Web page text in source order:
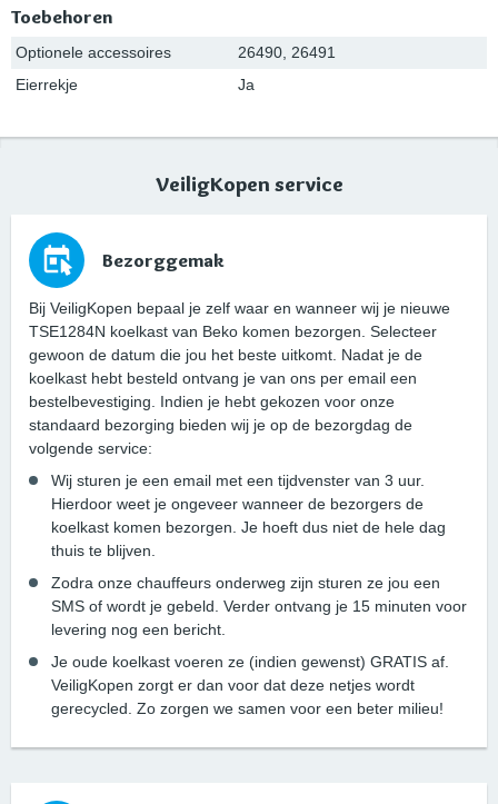
Toebehoren
Optionele accessoires
26490, 26491
Eierrekje
Ja
VeiligKopen service
Bezorggemak
Bij VeiligKopen bepaal je zelf waar en wanneer wij je nieuwe
TSE1284N koelkast van Beko komen bezorgen. Selecteer
gewoon de datum die jou het beste uitkomt. Nadat je de
koelkast hebt besteld ontvang je van ons per email een
bestelbevestiging. Indien je hebt gekozen voor onze
standaard bezorging bieden wij je op de bezorgdag de
volgende service:
Wij sturen je een email met een tijdvenster van 3 uur.
Hierdoor weet je ongeveer wanneer de bezorgers de
koelkast komen bezorgen. Je hoeft dus niet de hele dag
thuis te blijven.
Zodra onze chauffeurs onderweg zijn sturen ze jou een
SMS of wordt je gebeld. Verder ontvang je 15 minuten voor
levering nog een bericht.
Je oude koelkast voeren ze (indien gewenst) GRATIS af.
VeiligKopen zorgt er dan voor dat deze netjes wordt
gerecycled. Zo zorgen we samen voor een beter milieu!